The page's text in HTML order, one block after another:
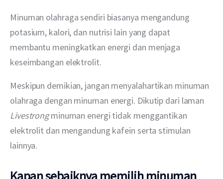
Minuman olahraga sendiri biasanya mengandung
potasium, kalori, dan nutrisi lain yang dapat
membantu meningkatkan energi dan menjaga
keseimbangan elektrolit.
Meskipun demikian, jangan menyalahartikan minuman
olahraga dengan minuman energi. Dikutip dari laman
Livestrong minuman energi tidak menggantikan
elektrolit dan mengandung kafein serta stimulan
lainnya.
Kapan sebaiknya memilih minuman